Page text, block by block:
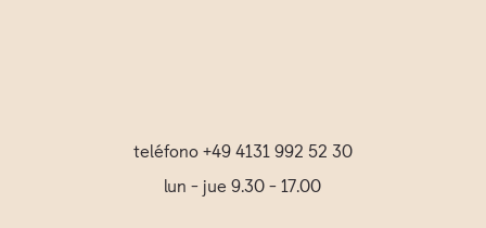
teléfono +49 4131 992 52 30
lun - jue 9.30 - 17.00